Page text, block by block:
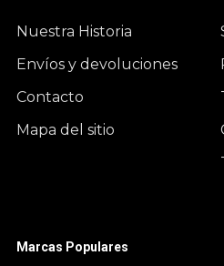
Nuestra Historia
Envíos y devoluciones
Contacto
Mapa del sitio
Marcas Populares